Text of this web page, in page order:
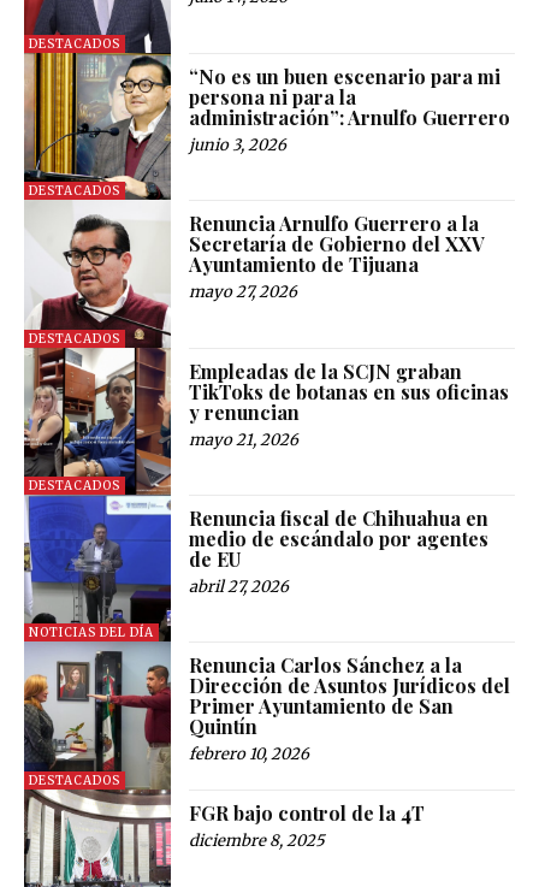
DESTACADOS
DESTACADOS
“No es un buen escenario para mi
persona ni para la
administración”: Arnulfo Guerrero
junio 3, 2026
DESTACADOS
Renuncia Arnulfo Guerrero a la
Secretaría de Gobierno del XXV
Ayuntamiento de Tijuana
mayo 27, 2026
DESTACADOS
Empleadas de la SCJN graban
TikToks de botanas en sus oficinas
y renuncian
mayo 21, 2026
NOTICIAS DEL DÍA
Renuncia fiscal de Chihuahua en
medio de escándalo por agentes
de EU
abril 27, 2026
DESTACADOS
Renuncia Carlos Sánchez a la
Dirección de Asuntos Jurídicos del
Primer Ayuntamiento de San
Quintín
febrero 10, 2026
FGR bajo control de la 4T
diciembre 8, 2025